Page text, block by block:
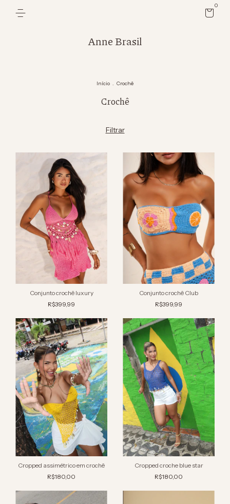
Anne Brasil
0
Início . Crochê
Crochê
Filtrar
Conjunto crochê luxury
R$399,99
Conjunto crochê Club
R$399,99
Cropped assimétrico em crochê
R$180,00
Cropped croche blue star
R$180,00